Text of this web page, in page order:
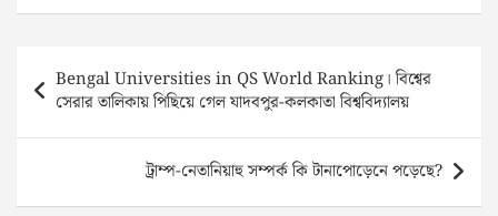
navigation
Bengal Universities in QS World Ranking। বিশ্বের
সেরার তালিকায় পিছিয়ে গেল যাদবপুর-কলকাতা বিশ্ববিদ্যালয়
ট্রাম্প-নেতানিয়াহু সম্পর্ক কি টানাপোড়েনে পড়েছে?